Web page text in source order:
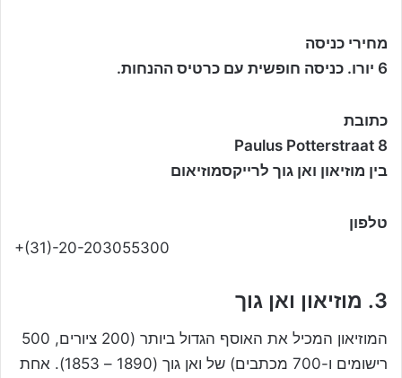
מחירי כניסה
6 יורו. כניסה חופשית עם כרטיס ההנחות.
כתובת
Paulus Potterstraat 8
בין מוזיאון ואן גוך לרייקסמוזיאום
טלפון
+(31)-20-203055300
3. מוזיאון ואן גוך
המוזיאון המכיל את האוסף הגדול ביותר (200 ציורים, 500
רישומים ו-700 מכתבים) של ואן גוך (1890 – 1853). אחת